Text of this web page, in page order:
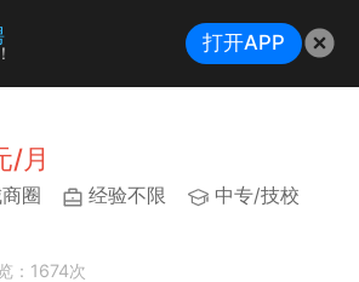
/月
圈 经验不限
中专/技校
：1674次
打开APP